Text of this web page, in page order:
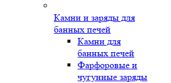
Камни и заряды для
банных печей
Камни для
банных печей
Фарфоровые и
чугунные заряды